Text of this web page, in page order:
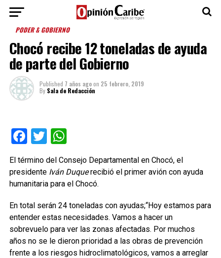
PODER & GOBIERNO
Chocó recibe 12 toneladas de ayuda
de parte del Gobierno
Published 7 años agoon 25 febrero, 2019
By Sala de Redacción
Facebook
TwitterWhatsApp
El término del Consejo Departamental en Chocó, el
presidente Iván Duquerecibió el primer avión con ayuda
humanitaria para el Chocó.
En total serán 24 toneladas con ayudas;“Hoy estamos para
entender estas necesidades. Vamos a hacer un
sobrevuelo para ver las zonas afectadas. Por muchos
años no se le dieron prioridad a las obras de prevención
frente a los riesgos hidroclimatológicos, vamos a arreglar